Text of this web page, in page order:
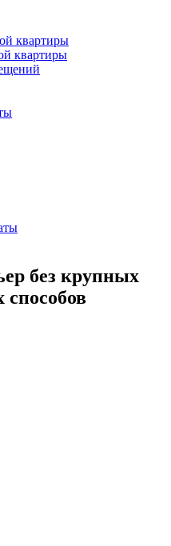
квартиры
квартиры
без крупных